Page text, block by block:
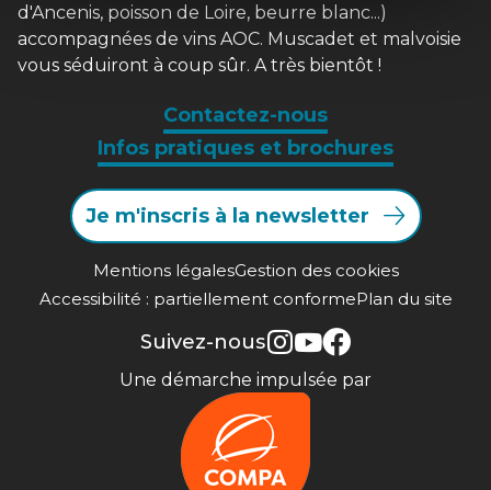
d'Ancenis, poisson de Loire, beurre blanc...)
accompagnées de vins AOC. Muscadet et malvoisie
vous séduiront à coup sûr. A très bientôt !
Contactez-nous
Infos pratiques et brochures
Je m'inscris à la newsletter
Mentions légalesGestion des cookies
Accessibilité : partiellement conformePlan du site
Suivez-nous
Une démarche impulsée par